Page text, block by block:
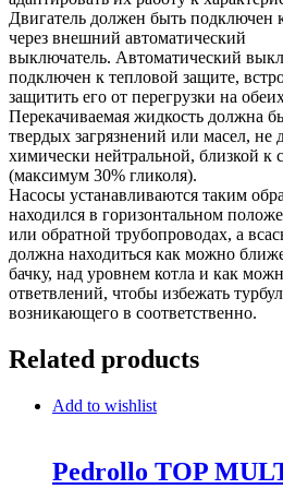
Двигатель должен быть подключен
через внешний автоматический
выключатель. Автоматический
подключен к тепловой защите,
защитить его от перегрузки на
Перекачиваемая жидкость должна
твердых загрязнений или масел, не
химически нейтральной, близкой к
(максимум 30% гликоля).
Насосы устанавливаются таким
находился в горизонтальном
или обратной трубопроводах, а
должна находиться как можно
бачку, над уровнем котла и как
ответвлений, чтобы избежать
возникающего в соответственно.
Related products
Add to wishlist
Pedrollo TOP